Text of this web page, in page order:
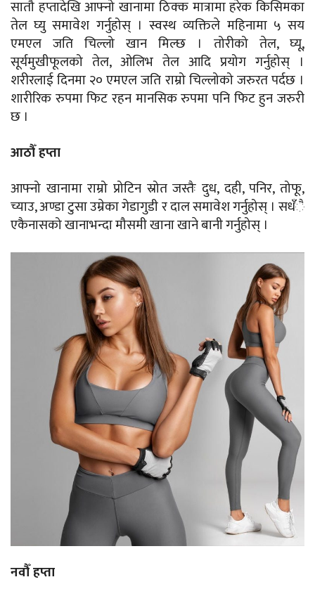
सातौ हप्तादेखि आफ्नो खानामा ठिक्क मात्रामा हरेक किसिमका
तेल घ्यु समावेश गर्नुहोस् । स्वस्थ व्यक्तिले महिनामा ५ सय
एमएल जति चिल्लो खान मिल्छ । तोरीको तेल, घ्यू,
सूर्यमुखीफूलको तेल, ओलिभ तेल आदि प्रयोग गर्नुहोस् ।
शरीरलाई दिनमा २० एमएल जति राम्रो चिल्लोको जरुरत पर्दछ ।
शारीरिक रुपमा फिट रहन मानसिक रुपमा पनि फिट हुन जरुरी
छ ।
आठौँ हप्ता
आफ्नो खानामा राम्रो प्रोटिन स्रोत जस्तैः दुध, दही, पनिर, तोफू,
च्याउ, अण्डा टुसा उम्रेका गेडागुडी र दाल समावेश गर्नुहोस् । सधँै
एकैनासको खानाभन्दा मौसमी खाना खाने बानी गर्नुहोस् ।
नवौँ हप्ता